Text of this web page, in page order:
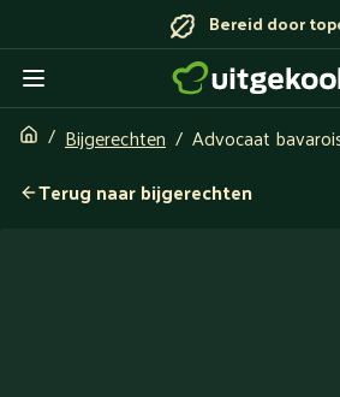
Bereid door
Bijgerechten
Advocaat
Terug naar bijgerechten